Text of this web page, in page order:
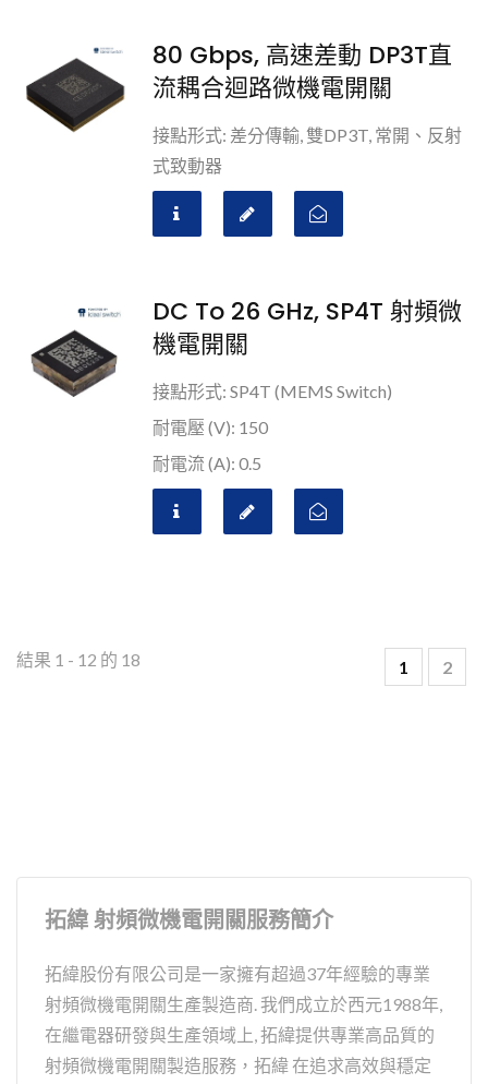
80 Gbps, 高速差動 DP3T直
流耦合迴路微機電開關
接點形式: 差分傳輸, 雙DP3T, 常開、反射
式致動器
DC To 26 GHz, SP4T 射頻微
機電開關
接點形式: SP4T (MEMS Switch)
耐電壓 (V): 150
耐電流 (A): 0.5
結果 1 - 12 的 18 1 2
拓緯 射頻微機電開關服務簡介
拓緯股份有限公司是一家擁有超過37年經驗的專業
射頻微機電開關生產製造商. 我們成立於西元1988年,
在繼電器研發與生產領域上, 拓緯提供專業高品質的
射頻微機電開關製造服務，拓緯 在追求高效與穩定